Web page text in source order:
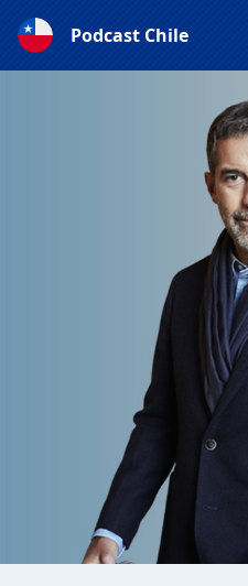
Podcast Chile